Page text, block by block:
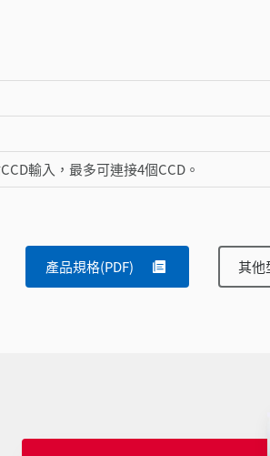
輸入，最多可連接4個CCD。
產品規格(PDF) 其他